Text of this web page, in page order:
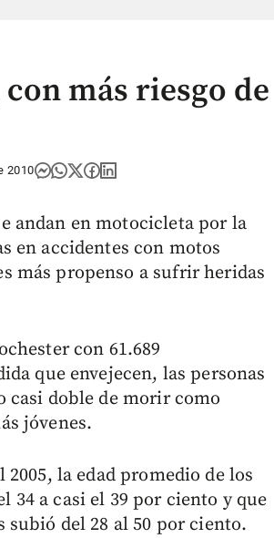
más riesgo de
2010
andan en motocicleta por la
en accidentes con motos
más propenso a sufrir heridas
con 61.689
que envejecen, las personas
casi doble de morir como
jóvenes.
la edad promedio de los
34 a casi el 39 por ciento y que
subió del 28 al 50 por ciento.